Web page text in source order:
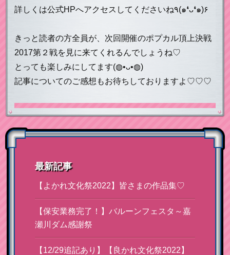
詳しくは公式HPへアクセスしてくださいね٩(๑❛ᴗ❛๑)۶
きっと読者の方全員が、次回開催のポプカル頂上決戦
2017第２戦を見に来てくれるんでしょうね♡
とっても楽しみにしてます(◍•ᴗ•◍)
記事についてのご感想もお待ちしておりますよ♡♡♡
最新記事
【よかれ文化祭2022】皆さまの作品集♡
【保安業務完了！】バルーンフェスタ～嘉
瀬川ダム感謝祭
【12/29追記あり】【良かれ文化祭2022】